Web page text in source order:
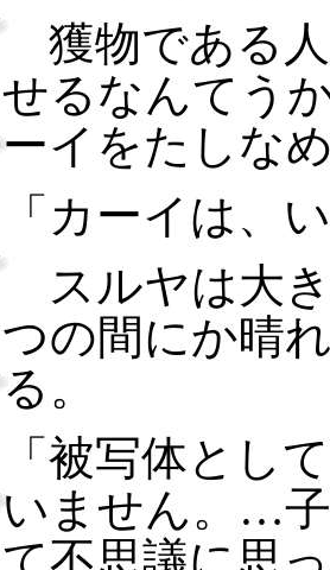
獲物である
せるなんてう
ーイをたしな
「カーイは、
スルヤは大
つの間にか晴
る。
「被写体とし
いません。…